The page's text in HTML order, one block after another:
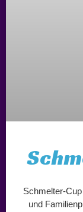
Schmelter-
und